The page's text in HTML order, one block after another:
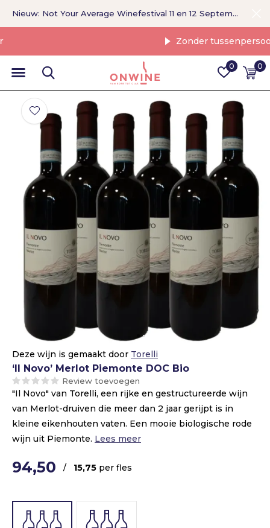
0 0
Zonder tussenpersoon
Nieuw: Not Your Average Winefestival 11 en 12 September >
Deze wijn is gemaakt door Torelli
‘Il Novo’ Merlot Piemonte DOC Bio
Review toevoegen
"Il Novo" van Torelli, een rijke en gestructureerde wijn
van Merlot-druiven die meer dan 2 jaar gerijpt is in
kleine eikenhouten vaten. Een mooie biologische rode
wijn uit Piemonte. Lees meer
94,50 / 15,75 per fles